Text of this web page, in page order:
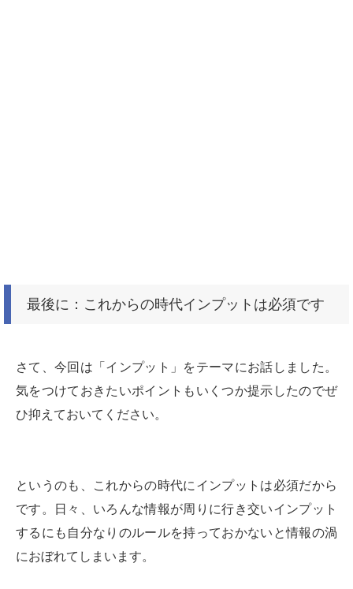
最後に：これからの時代インプットは必須です
さて、今回は「インプット」をテーマにお話しました。
気をつけておきたいポイントもいくつか提示したのでぜ
ひ抑えておいてください。
というのも、これからの時代にインプットは必須だから
です。日々、いろんな情報が周りに行き交いインプット
するにも自分なりのルールを持っておかないと情報の渦
におぼれてしまいます。